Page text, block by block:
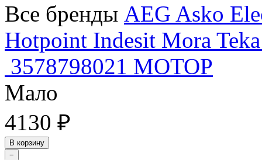
Все бренды AEG Asko
Hotpoint Indesit Mora
3578798021 МОТОР
Мало
4130 ₽
В корзину
−